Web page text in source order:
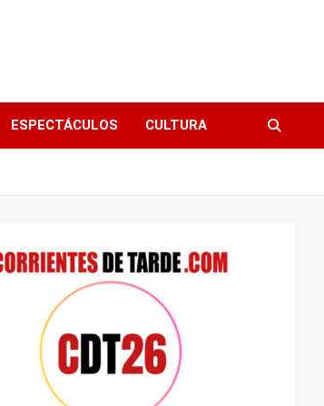
ESPECTÁCULOS CULTURA